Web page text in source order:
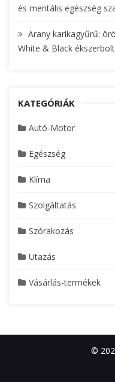
és mentális egészség
Arany karikagyűrű:
White & Black
KATEGÓRIÁK
Autó-Motor
Egészség
Klíma
Szolgáltatás
Szórakozás
Utazás
Vásárlás-termékek
©